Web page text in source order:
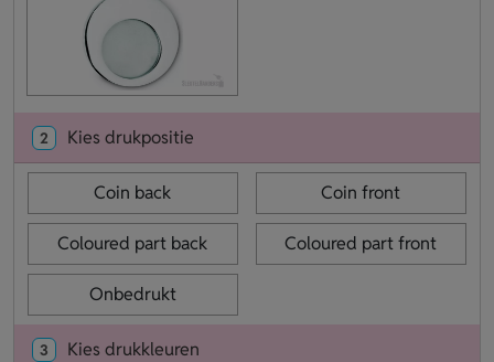
2 Kies drukpositie
Coin back Coin front
Coloured part back Coloured part front
Onbedrukt
3 Kies drukkleuren